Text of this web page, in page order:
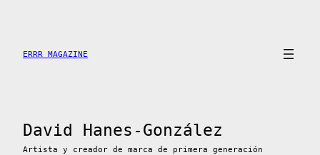
contenido
ERRR MAGAZINE
David Hanes-González
Artista y creador de marca de primera generación